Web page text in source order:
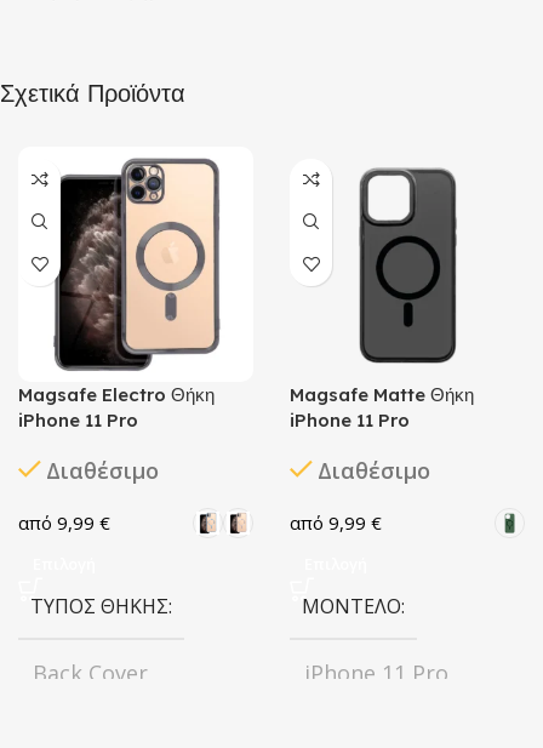
Σχετικά Προϊόντα
Magsafe Electro Θήκη
iPhone 11 Pro
Διαθέσιμο
9,99 €
ΤΎΠΟΣ ΘΉΚΗΣ
Back Cover
Magsafe Matte Θήκη
iPhone 11 Pro
Διαθέσιμο
9,99 €
ΜΟΝΤΈΛΟ
iPhone 11 Pro